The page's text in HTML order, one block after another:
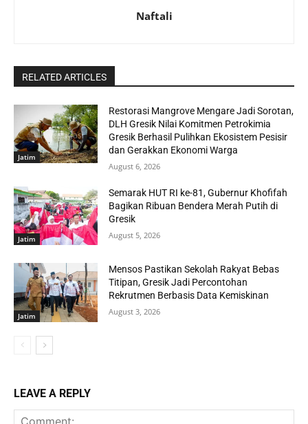
Naftali
RELATED ARTICLES
Jatim
Restorasi Mangrove Mengare Jadi Sorotan,
DLH Gresik Nilai Komitmen Petrokimia
Gresik Berhasil Pulihkan Ekosistem Pesisir
dan Gerakkan Ekonomi Warga
August 6, 2026
Jatim
Semarak HUT RI ke-81, Gubernur Khofifah
Bagikan Ribuan Bendera Merah Putih di
Gresik
August 5, 2026
Jatim
Mensos Pastikan Sekolah Rakyat Bebas
Titipan, Gresik Jadi Percontohan
Rekrutmen Berbasis Data Kemiskinan
August 3, 2026
LEAVE A REPLY